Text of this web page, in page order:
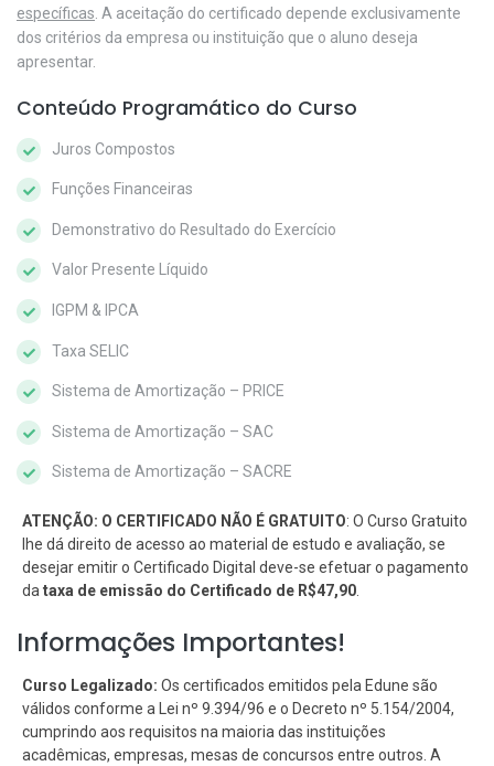
específicas . A aceitação do certificado depende exclusivamente
dos critérios da empresa ou instituição que o aluno deseja
apresentar.
Conteúdo Programático do Curso
Juros Compostos
Funções Financeiras
Demonstrativo do Resultado do Exercício
Valor Presente Líquido
IGPM & IPCA
Taxa SELIC
Sistema de Amortização – PRICE
Sistema de Amortização – SAC
Sistema de Amortização – SACRE
ATENÇÃO: O CERTIFICADO NÃO É GRATUITO: O Curso Gratuito
lhe dá direito de acesso ao material de estudo e avaliação, se
desejar emitir o Certificado Digital deve-se efetuar o pagamento
dataxa de emissão do Certificado de R$47,90.
Informações Importantes!
Curso Legalizado: Os certificados emitidos pela Edune são
válidos conforme a Lei nº 9.394/96 e o Decreto nº 5.154/2004,
cumprindo aos requisitos na maioria das instituições
acadêmicas, empresas, mesas de concursos entre outros. A